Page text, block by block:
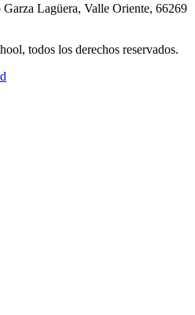
Lagüera, Valle Oriente, 66269
todos los derechos reservados.